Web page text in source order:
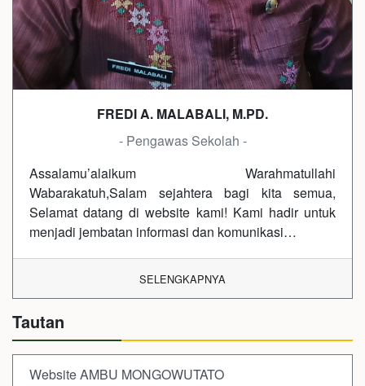
FREDI A. MALABALI, M.PD.
- Pengawas Sekolah -
Assalamu’alaikum Warahmatullahi
Wabarakatuh,Salam sejahtera bagi kita semua,
Selamat datang di website kami! Kami hadir untuk
menjadi jembatan informasi dan komunikasi…
SELENGKAPNYA
Tautan
Website AMBU MONGOWUTATO